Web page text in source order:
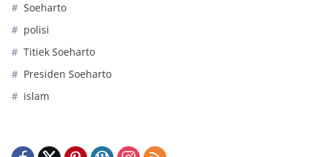
Soeharto
polisi
Titiek Soeharto
Presiden Soeharto
islam